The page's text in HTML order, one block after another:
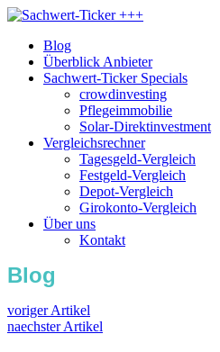
Blog
Überblick Anbieter
Sachwert-Ticker Specials
crowdinvesting
Pflegeimmobilie
Solar-Direktinvestment
Vergleichsrechner
Tagesgeld-Vergleich
Festgeld-Vergleich
Depot-Vergleich
Girokonto-Vergleich
Über uns
Kontakt
Blog
voriger Artikel
naechster Artikel